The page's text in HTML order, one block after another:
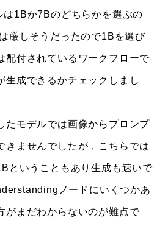
1Bか7Bのどちらかを選ぶの
厳しそうだったので1Bを選び
配付されているワークフローで
生成できるかチェックしまし
たモデルでは画像からプロンプ
きませんでしたが，こちらでは
ということもあり生成も速いで
ノードにいくつかあ
がまだわからないのが難点で